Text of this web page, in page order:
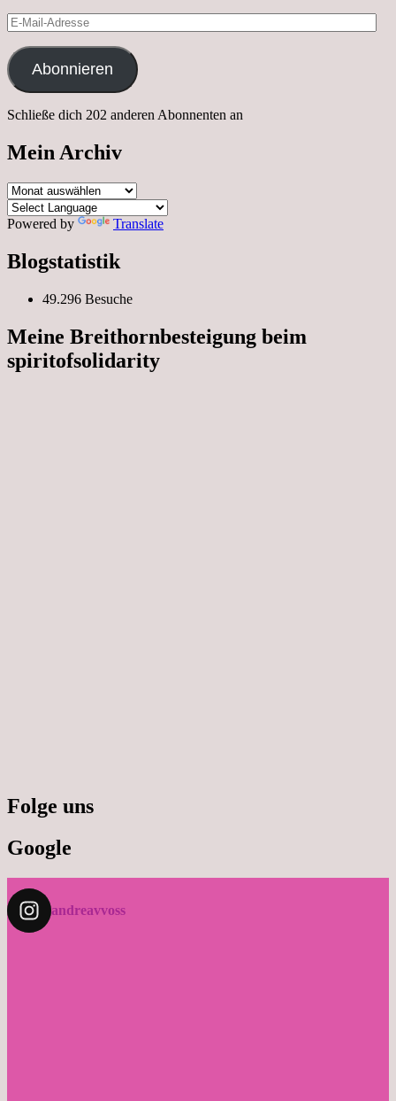
E-
Mail-
Adresse
Abonnieren
Schließe dich 202 anderen Abonnenten an
Mein Archiv
Mein
Archiv
Powered by
Translate
Blogstatistik
49.296 Besuche
Meine Breithornbesteigung beim
spiritofsolidarity
Folge uns
Google
andreavvoss